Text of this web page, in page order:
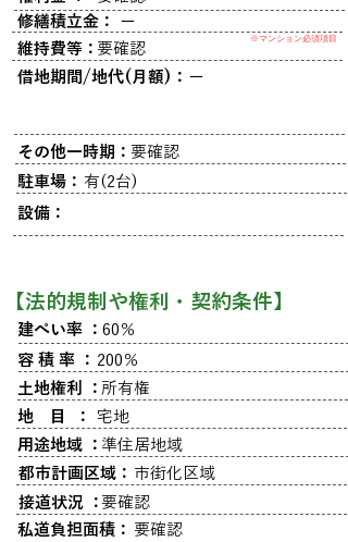
※マンション必須項目
ー
修繕積立金：
維持費等：要確認
借地期間/地代(月額)： ー
その他一時期：要確認
駐車場： 有(2台)
設備：
​【法的規制や権利・契約条件】
建ぺい率 ：60％
容 積 率 ： 200％
土地権利 ：所有権
地 目 ：
宅地
用途地域 ：準住居地域
都市計画区域： 市街化区域
接道状況 ：要確認
私道負担面積： 要確認